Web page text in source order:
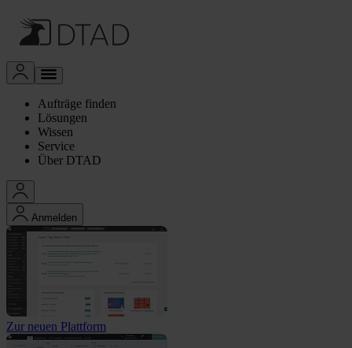
Aufträge finden
Lösungen
Wissen
Service
Über DTAD
Anmelden
Zur neuen Plattform